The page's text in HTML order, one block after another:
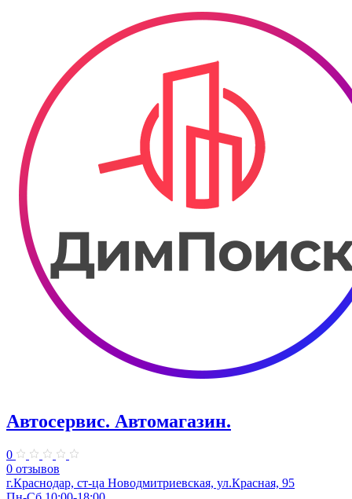
Автосервис. Автомагазин.
0
0 отзывов
г.Краснодар, ст-ца Новодмитриевская, ул.Красная, 95